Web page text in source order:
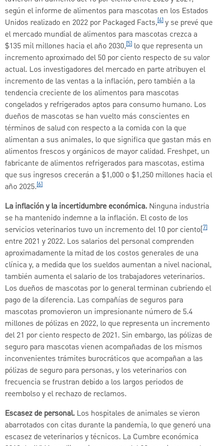
según el informe de alimentos para mascotas en los Estados
Unidos realizado en 2022 por Packaged Facts,[4] y se prevé que
el mercado mundial de alimentos para mascotas crezca a
$135 mil millones hacia el año 2030,[5] lo que representa un
incremento aproximado del 50 por ciento respecto de su valor
actual. Los investigadores del mercado en parte atribuyen el
incremento de las ventas a la inflación, pero también a la
tendencia creciente de los alimentos para mascotas
congelados y refrigerados aptos para consumo humano. Los
dueños de mascotas se han vuelto más conscientes en
términos de salud con respecto a la comida con la que
alimentan a sus animales, lo que significa que gastan más en
alimentos frescos y orgánicos de mayor calidad. Freshpet, un
fabricante de alimentos refrigerados para mascotas, estima
que sus ingresos crecerán a $1,000 o $1,250 millones hacia el
año 2025.[6]
La inflación y la incertidumbre económica. Ninguna industria
se ha mantenido indemne a la inflación. El costo de los
servicios veterinarios tuvo un incremento del 10 por ciento[7]
entre 2021 y 2022. Los salarios del personal comprenden
aproximadamente la mitad de los costos generales de una
clínica y, a medida que los sueldos aumentan a nivel nacional,
también aumenta el salario de los trabajadores veterinarios.
Los dueños de mascotas por lo general terminan cubriendo el
pago de la diferencia. Las compañías de seguros para
mascotas promovieron un impresionante número de 5.4
millones de pólizas en 2022, lo que representa un incremento
del 21 por ciento respecto de 2021. Sin embargo, las pólizas de
seguro para mascotas vienen acompañadas de los mismos
inconvenientes trámites burocráticos que acompañan a las
pólizas de seguro para personas, y los veterinarios con
frecuencia se frustran debido a los largos periodos de
reembolso y el rechazo de reclamos.
Escasez de personal. Los hospitales de animales se vieron
abarrotados con citas durante la pandemia, lo que generó una
escasez de veterinarios y técnicos. La Cumbre económica